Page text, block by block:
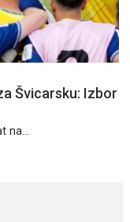
Švicarsku: Izbor
na...